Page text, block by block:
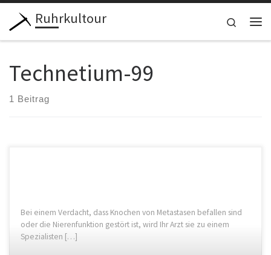
Zum Inhalt springen
Ruhrkultour
Search
Technetium-99
1 Beitrag
Bei einem Verdacht, dass Knochen von Metastasen befallen sind
oder die Nierenfunktion gestört ist, wird Ihr Arzt sie zu einem
Spezialisten […]